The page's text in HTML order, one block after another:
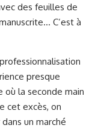
des feuilles de
C’est à
presque
la seconde main
cet excès, on
un marché